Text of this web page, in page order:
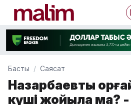
Басты Саясат
Назарбаевты
күші жойыла ма?